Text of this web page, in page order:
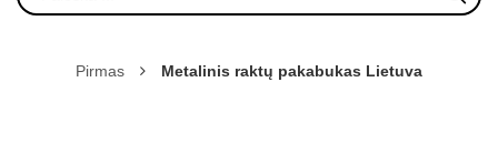
Pirmas Metalinis raktų pakabukas Lietuva